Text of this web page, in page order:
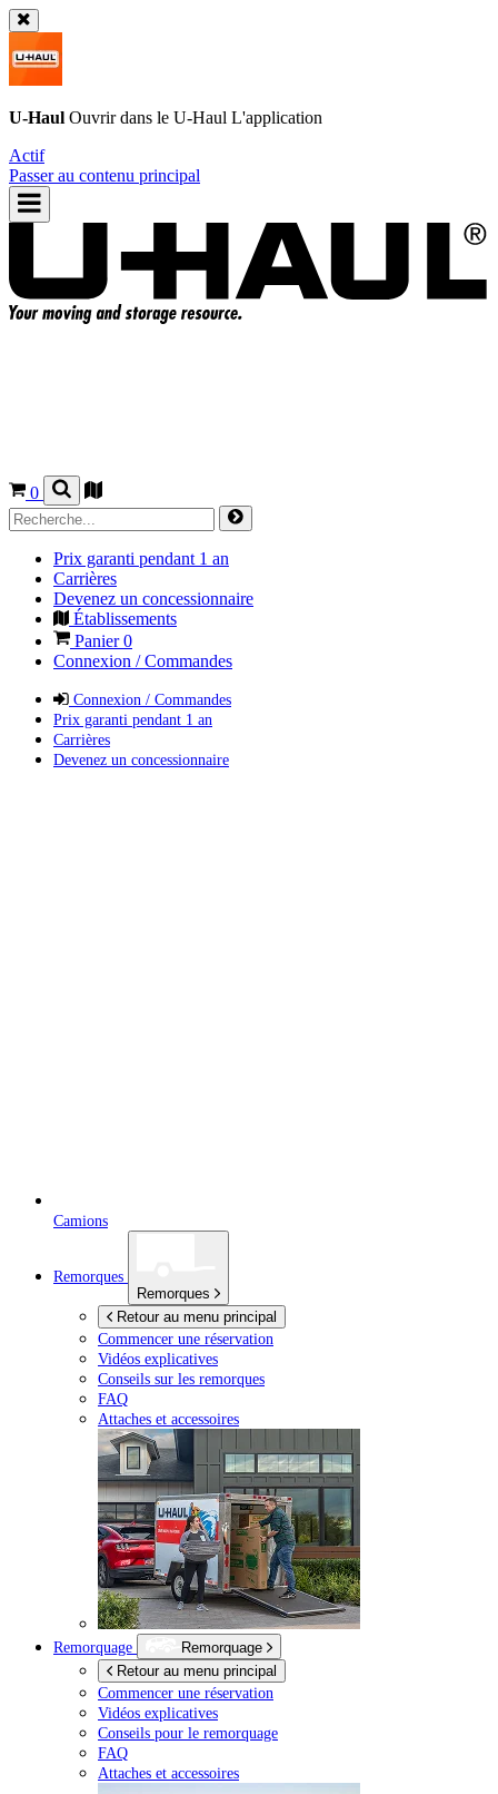
U-Haul Ouvrir dans le U-Haul L'application
Actif
Passer au contenu principal
0
Prix garanti pendant 1 an
Carrières
Devenez un concessionnaire
Établissements
Panier0
Connexion / Commandes
Connexion / Commandes
Prix garanti pendant 1 an
Carrières
Devenez un concessionnaire
Camions
Remorques
Remorques
Retour au menu principal
Commencer une réservation
Vidéos explicatives
Conseils sur les remorques
FAQ
Attaches et accessoires
Remorquage
Remorquage
Retour au menu principal
Commencer une réservation
Vidéos explicatives
Conseils pour le remorquage
FAQ
Attaches et accessoires